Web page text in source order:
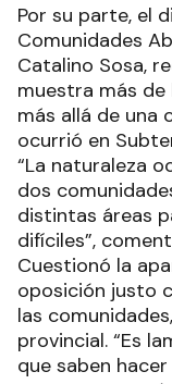
Por su parte, el
Comunidades
Catalino Sosa,
muestra más
más allá de una
ocurrió en
“La naturaleza
dos
distintas áreas
difíciles”,
Cuestionó la
oposición justo
las
provincial. “Es
que saben